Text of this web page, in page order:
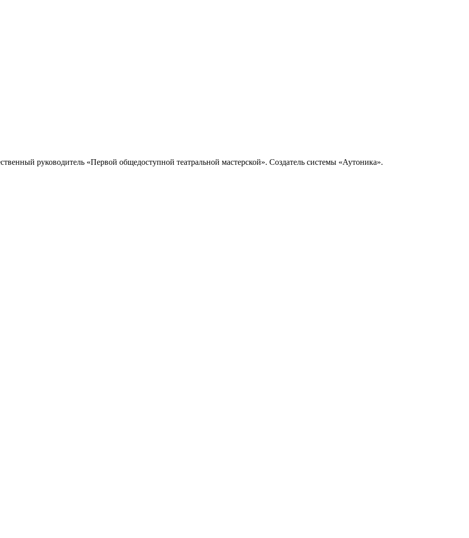
руководитель «Первой общедоступной театральной мастерской». Создатель системы «Аутоника».